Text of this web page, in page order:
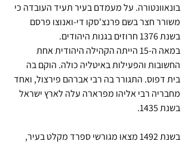
בונאוונטורה. על מעמדם בעיר תעיד העובדה כי
משורר חצר בשם פרנצ'סקו די-ואנוצו פרסם
בשנת 1376 חרוזים בגנות היהודים.
במאה ה-15 הייתה הקהילה היהודית אחת
החשובות והפעילות באיטליה כולה. הוקם בה
בית דפוס. התגורר בה רבי אברהם פירצול, ואחד
מחבריה רבי אליהו מפרארה עלה לארץ ישראל
בשנת 1435.
בשנת 1492 מצאו מגורשי ספרד מקלט בעיר,